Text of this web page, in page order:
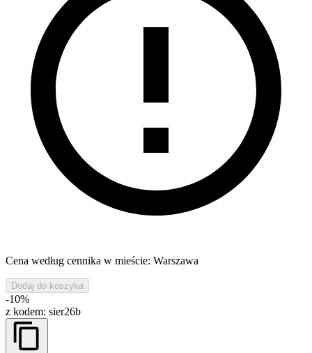
Cena według cennika w mieście: Warszawa
Dodaj do koszyka
-10%
z kodem: sier26b